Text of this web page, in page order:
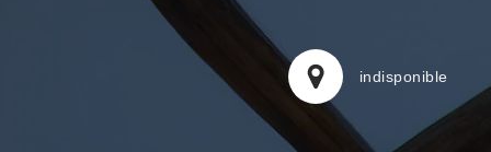
indisponible